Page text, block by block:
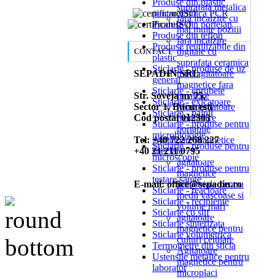
suprafata metalica
fara incalzire cu
mai multe pozitii
fara incalzire
digitale cu
suprafata ceramica
mini agitatoare
magnetice fara
incalzire
Mini agitatoare
magnetice
portabile
Agitatoare magnetice
speciale
agitatoare
magnetice
industriale pentru
medii vascoase si
volume mari
agitatoare
magnetice pentru
culturi celulare
Agitatoare
magnetice pentru
microplaci
Produse din plastic
pentru tehnica PCR
Produse din portelan
Produse din teflon
Produse reutilizabile din
plastic
Sticlarie - produse de uz
general
Sticlarie - eprubete
Sticlarie - exicatoare
Sticlarie - palnii
Sticlarie - produse pentru
microbiologie
Sticlarie - produse pentru
microscopie
Sticlarie - produse pentru
testare sange
Sticlarie - reactoare
Sticlarie - recipiente
Sticlarie cu slif
Sticlarie sinterizata
Sticlarie volumetrica
Termometre din sticla
Ustensile metalice pentru
laborator
CONTACT
SEPADIN SRL
Str. Soveja nr 75,
Sector 1, Bucuresti
Cod postal 012303
Tel: +40 722 268 227
+40 21 211 0795
E-mail: office@sepadin.ro